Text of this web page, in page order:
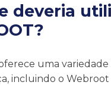
deveria
uma
incluindo o Webroot